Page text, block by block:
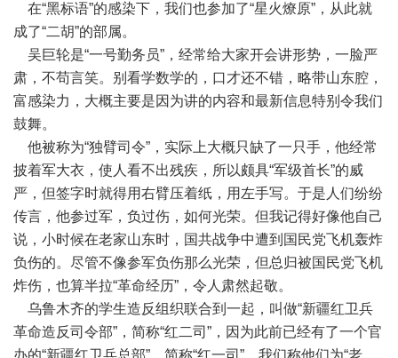
在“黑标语”的感染下，我们也参加了“星火燎原”，从此就
成了“二胡”的部属。
吴巨轮是“一号勤务员”，经常给大家开会讲形势，一脸严
肃，不苟言笑。别看学数学的，口才还不错，略带山东腔，
富感染力，大概主要是因为讲的内容和最新信息特别令我们
鼓舞。
他被称为“独臂司令”，实际上大概只缺了一只手，他经常
披着军大衣，使人看不出残疾，所以颇具“军级首长”的威
严，但签字时就得用右臂压着纸，用左手写。于是人们纷纷
传言，他参过军，负过伤，如何光荣。但我记得好像他自己
说，小时候在老家山东时，国共战争中遭到国民党飞机轰炸
负伤的。尽管不像参军负伤那么光荣，但总归被国民党飞机
炸伤，也算半拉“革命经历”，令人肃然起敬。
乌鲁木齐的学生造反组织联合到一起，叫做“新疆红卫兵
革命造反司令部”，简称“红二司”，因为此前已经有了一个官